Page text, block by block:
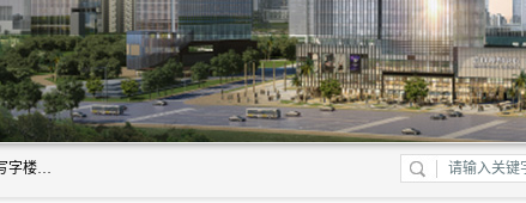
深圳鑫企通投资发展有限公司主营业务：宝安写字楼出租、车公庙写字楼出租、福田写字楼出租、福田中心区写字楼出租、光明写字楼出租、后海写字楼出租、科技园写字楼出租、南山写字楼出租等。公司专注为写字楼提供整体解决方案的化服务，依托于长期的写字楼线下运营经验和积累，以及丰富的互联网从业经验，拥有完善的服务架构体系、丰富的行业经验、与充分的销售资源。